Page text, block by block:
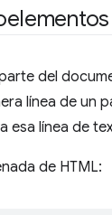
del
línea de un
esa línea de
de HTML: